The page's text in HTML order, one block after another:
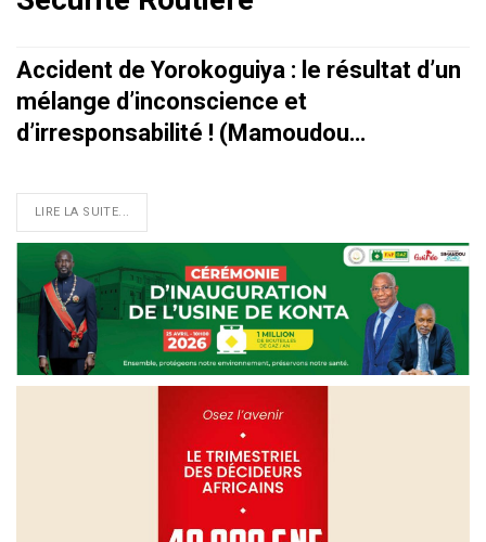
Accident de Yorokoguiya : le résultat d’un
mélange d’inconscience et
d’irresponsabilité ! (Mamoudou…
LIRE LA SUITE...